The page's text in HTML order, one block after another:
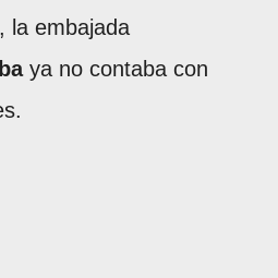
la embajada
ya no contaba con